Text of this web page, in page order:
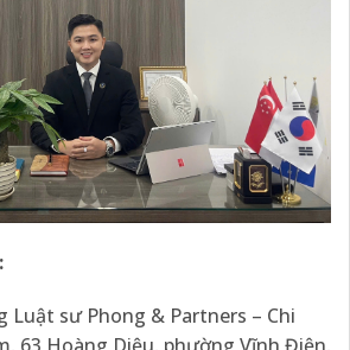
Luật sư Phong & Partners – Chi